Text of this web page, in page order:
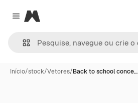
Close menu
Magnific
Início/stock/Vetores/Back to school conce…